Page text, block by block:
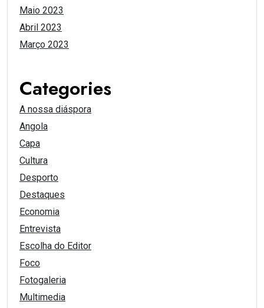
Maio 2023
Abril 2023
Março 2023
Categories
A nossa diáspora
Angola
Capa
Cultura
Desporto
Destaques
Economia
Entrevista
Escolha do Editor
Foco
Fotogaleria
Multimedia